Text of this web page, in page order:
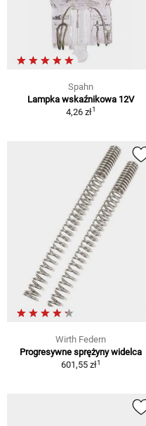
Spahn
Lampka wskaźnikowa 12V
4,26 zł1
Wirth Federn
Progresywne sprężyny widelca
601,55 zł1